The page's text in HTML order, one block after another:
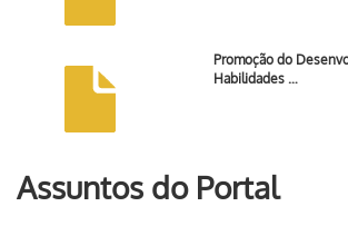
Promoção do
Habilidades …
Assuntos do Portal